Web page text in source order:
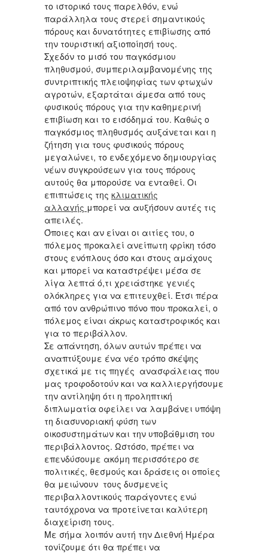
το ιστορικό τους παρελθόν, ενώ
παράλληλα τους στερεί σημαντικούς
πόρους και δυνατότητες επιβίωσης από
την τουριστική αξιοποίησή τους.
Σχεδόν το μισό του παγκόσμιου
πληθυσμού, συμπεριλαμβανομένης της
συντριπτικής πλειοψηφίας των φτωχών
αγροτών, εξαρτάται άμεσα από τους
φυσικούς πόρους για την καθημερινή
επιβίωση και το εισόδημά του. Καθώς ο
παγκόσμιος πληθυσμός αυξάνεται και η
ζήτηση για τους φυσικούς πόρους
μεγαλώνει, το ενδεχόμενο δημιουργίας
νέων συγκρούσεων για τους πόρους
αυτούς θα μπορούσε να ενταθεί. Οι
επιπτώσεις της κλιματικής
αλλαγής μπορεί να αυξήσουν αυτές τις
απειλές.
Όποιες και αν είναι οι αιτίες του, ο
πόλεμος προκαλεί ανείπωτη φρίκη τόσο
στους ενόπλους όσο και στους αμάχους
και μπορεί να καταστρέψει μέσα σε
λίγα λεπτά ό,τι χρειάστηκε γενιές
ολόκληρες για να επιτευχθεί. Έτσι πέρα
από τον ανθρώπινο πόνο που προκαλεί, ο
πόλεμος είναι άκρως καταστροφικός και
για το περιβάλλον.
Σε απάντηση, όλων αυτών πρέπει να
αναπτύξουμε ένα νέο τρόπο σκέψης
σχετικά με τις πηγές ανασφάλειας που
μας τροφοδοτούν και να καλλιεργήσουμε
την αντίληψη ότι η προληπτική
διπλωματία οφείλει να λαμβάνει υπόψη
τη διασυνοριακή φύση των
οικοσυστημάτων και την υποβάθμιση του
περιβάλλοντος. Ωστόσο, πρέπει να
επενδύσουμε ακόμη περισσότερο σε
πολιτικές, θεσμούς και δράσεις οι οποίες
θα μειώνουν τους δυσμενείς
περιβαλλοντικούς παράγοντες ενώ
ταυτόχρονα να προτείνεται καλύτερη
διαχείριση τους.
Με σήμα λοιπόν αυτή την Διεθνή Ημέρα
τονίζουμε ότι θα πρέπει να